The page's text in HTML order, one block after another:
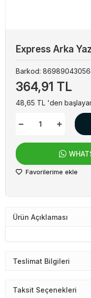
Express Arka
Barkod:
364,91 TL
48,65 TL 'den
Favorilerime ekle
Ürün Açıklaması
Teslimat Bilgileri
Taksit Seçenekleri